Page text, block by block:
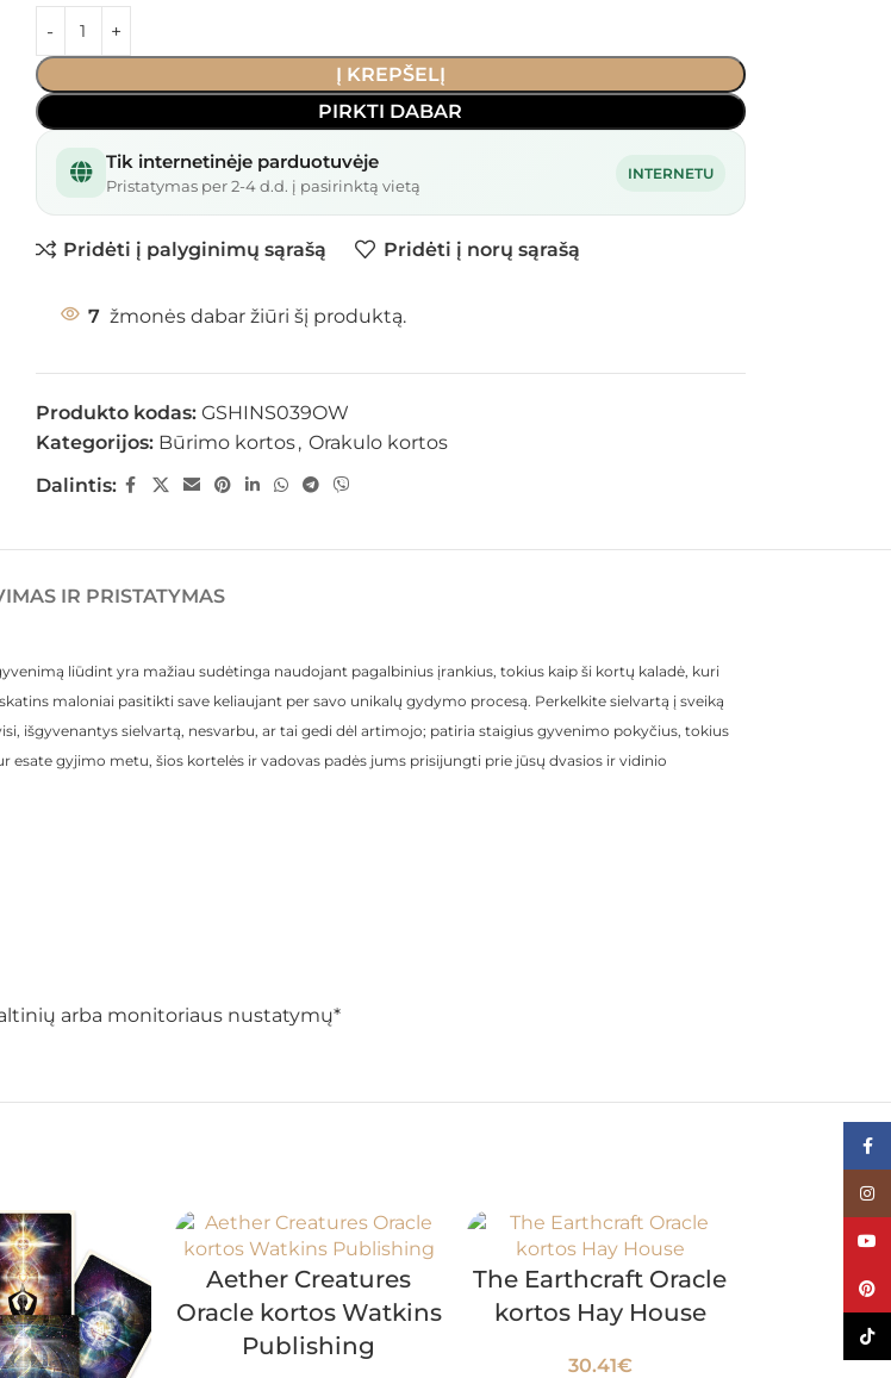
Į KREPŠELĮ
PIRKTI DABAR
Tik internetinėje parduotuvėje
Pristatymas per 2-4 d.d. į pasirinktą vietą
INTERNETU
Pridėti į palyginimų sąrašą Pridėti į norų sąrašą
7 žmonės dabar žiūri šį produktą.
Produkto kodas: GSHINS039OW
Kategorijos: Būrimo kortos, Orakulo kortos
Dalintis:
IR PRISTATYMAS
liūdint yra mažiau sudėtinga naudojant pagalbinius įrankius, tokius kaip ši kortų kaladė, kuri
maloniai pasitikti save keliaujant per savo unikalų gydymo procesą. Perkelkite sielvartą į sveiką
išgyvenantys sielvartą, nesvarbu, ar tai gedi dėl artimojo; patiria staigius gyvenimo pokyčius, tokius
gyjimo metu, šios kortelės ir vadovas padės jums prisijungti prie jūsų dvasios ir vidinio
arba monitoriaus nustatymų*
Aether Creatures
Oracle kortos Watkins
Publishing
The Earthcraft Oracle
kortos Hay House
30.41€